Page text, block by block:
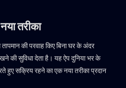
तरीका
की परवाह किए बिना घर के अंदर
की सुविधा देता है। यह ऐप दुनिया भर के
हुए सक्रिय रहने का एक नया तरीका प्रदान